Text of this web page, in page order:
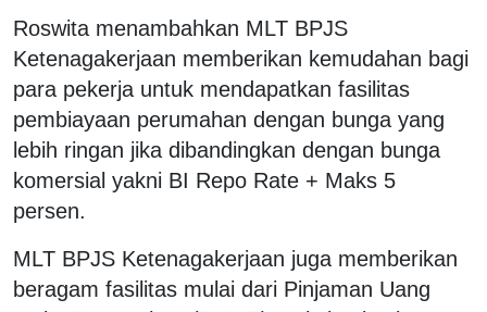
Roswita menambahkan MLT BPJS
Ketenagakerjaan memberikan kemudahan bagi
para pekerja untuk mendapatkan fasilitas
pembiayaan perumahan dengan bunga yang
lebih ringan jika dibandingkan dengan bunga
komersial yakni BI Repo Rate + Maks 5
persen.
MLT BPJS Ketenagakerjaan juga memberikan
beragam fasilitas mulai dari Pinjaman Uang